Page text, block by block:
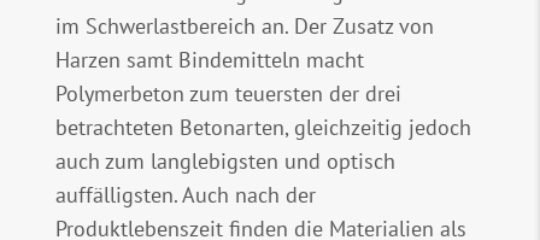
im Schwerlastbereich an. Der Zusatz von
Harzen samt Bindemitteln macht
Polymerbeton zum teuersten der drei
betrachteten Betonarten, gleichzeitig jedoch
auch zum langlebigsten und optisch
auffälligsten. Auch nach der
Produktlebenszeit finden die Materialien als